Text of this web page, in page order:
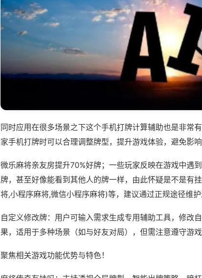
同时应用在很多场景之下这个手机打牌计算辅助也是非常
家手机打牌时可以合理调整牌型，提升游戏体验，避免影响
微乐麻将亲友房提升70%好牌；一些玩家反映在游戏中遇
牌，甚至好像能看到其他人的牌一样，由此怀疑是不是有
将,小程序麻将,微信小程序麻将)等，建议通过正规途径维护
自定义修改牌：用户可输入需求生成专用辅助工具，修改
果，适用于多种场景（如与好友对局），但需注意遵守游戏
聚焦相关游戏功能优势与特色！